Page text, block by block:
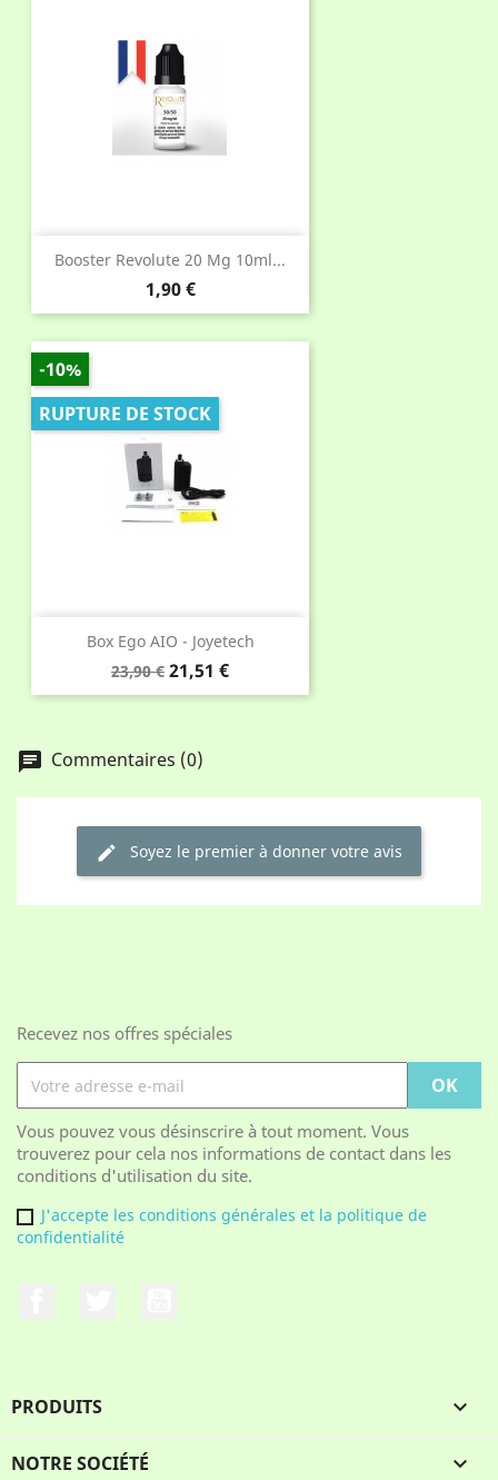
Booster Revolute 20 Mg 10ml...
Prix
1,90 €
Box Ego AIO - Joyetech
Prix
de
23,90 € Prix
21,51 €
-10%
RUPTURE DE STOCK
chat Commentaires (0)
edit Soyez le premier à donner votre avis
Recevez nos offres spéciales
Vous pouvez vous désinscrire à tout moment. Vous
trouverez pour cela nos informations de contact dans les
conditions d'utilisation du site.
J'accepte les conditions générales et la politique de
confidentialité
PRODUITS 
NOTRE SOCIÉTÉ 